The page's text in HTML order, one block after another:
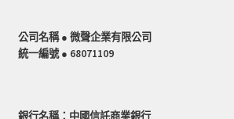
公司名稱 ● 微聲企業有限公司
統一編號 ● 68071109
銀行名稱：中國信託商業銀行